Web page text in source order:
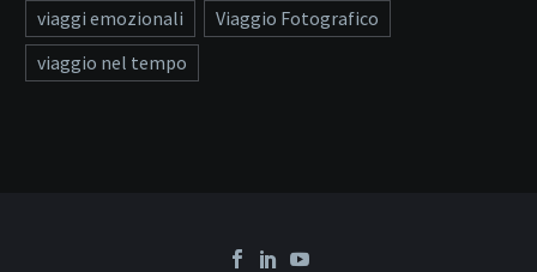
viaggi emozionali
Viaggio Fotografico
viaggio nel tempo